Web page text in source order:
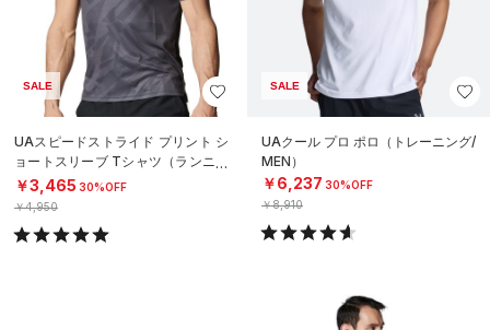
SALE
UAスピードストライド プリント シ
ョートスリーブ Tシャツ（ランニン
グ/MEN）
￥3,465 30%OFF
￥4,950
SALE
UAクール プロ ポロ（トレーニング/
MEN）
￥6,237 30%OFF
￥8,910